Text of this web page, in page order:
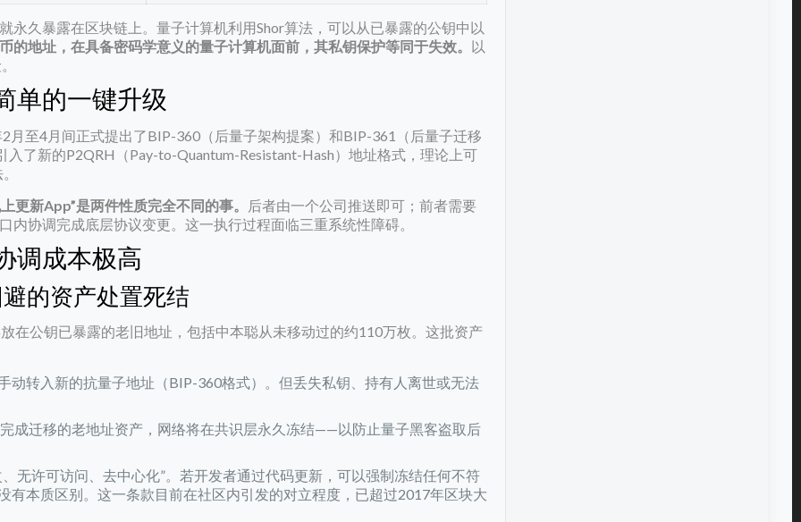
久暴露在区块链上。量子计算机利用Shor算法，可以从已暴露的公钥中以
的地址，在具备密码学意义的量子计算机面前，其私钥保护等同于失效。 以
单的一键升级
至4月间正式提出了BIP-360（后量子架构提案）和BIP-361（后量子迁移
了新的P2QRH（Pay-to-Quantum-Resistant-Hash）地址格式，理论上可
更新App”是两件性质完全不同的事。
后者由一个公司推送即可；前者需要
协调完成底层协议变更。这一执行过程面临三重系统性障碍。
调成本极高
的资产处置死结
在公钥已暴露的老旧地址，包括中本聪从未移动过的约110万枚。这批资产
动转入新的抗量子地址（BIP-360格式）。但丢失私钥、持有人离世或无法
成迁移的老地址资产，网络将在共识层永久冻结——以防止量子黑客盗取后
无许可访问、去中心化”。若开发者通过代码更新，可以强制冻结任何不符
有本质区别。这一条款目前在社区内引发的对立程度，已超过2017年区块大